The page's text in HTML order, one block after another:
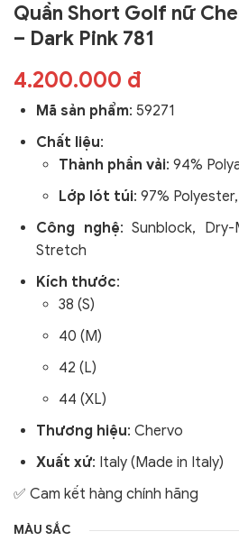
Quần Short Golf nữ
– Dark Pink 781
4.200.000 đ
Mã sản phẩm: 59271
Chất liệu:
Thành phần vải: 94%
Lớp lót túi: 97%
Công nghệ:Sunblock,
Stretch
Kích thước:
38 (S)
40 (M)
42 (L)
44 (XL)
Thương hiệu: Chervo
Xuất xứ: Italy (Made in Italy)
✅ Cam kết hàng chính hãng
MÀU SẮC